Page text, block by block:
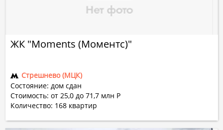
ЖК "Moments (Моментс)"
Стрешнево (МЦК)
Состояние: дом сдан
Стоимость: от 25,0 до 71,7 млн Р
Количество: 168 квартир